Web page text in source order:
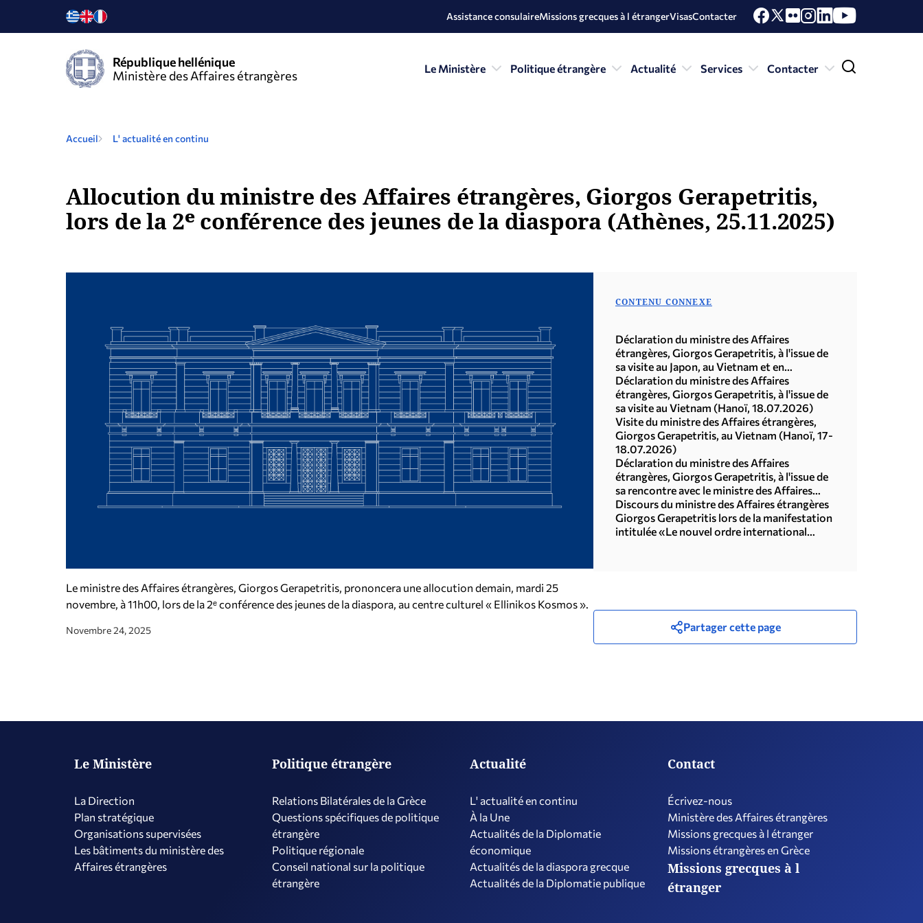
Assistance consulaireMissions grecques à l étrangerVisasContacter
République hellénique
Ministère des Affaires étrangères
Le Ministère Politique étrangère Actualité Services Contacter
Accueil L' actualité en continu
Allocution du ministre des Affaires étrangères, Giorgos Gerapetritis,
lors de la 2ᵉ conférence des jeunes de la diaspora (Athènes, 25.11.2025)
Le ministre des Affaires étrangères, Giorgos Gerapetritis, prononcera une allocution demain, mardi 25
novembre, à 11h00, lors de la 2ᵉ conférence des jeunes de la diaspora, au centre culturel « Ellinikos Kosmos ».
Novembre 24, 2025
CONTENU CONNEXE
Déclaration du ministre des Affaires
étrangères, Giorgos Gerapetritis, à l'issue de
sa visite au Japon, au Vietnam et en
République de Corée (Séoul, 21.07.2026)
Déclaration du ministre des Affaires
étrangères, Giorgos Gerapetritis, à l'issue de
sa visite au Vietnam (Hanoï, 18.07.2026)
Visite du ministre des Affaires étrangères,
Giorgos Gerapetritis, au Vietnam (Hanoï, 17-
18.07.2026)
Déclaration du ministre des Affaires
étrangères, Giorgos Gerapetritis, à l'issue de
sa rencontre avec le ministre des Affaires
étrangères du Japon, Toshimitsu Motegi
(Tokyo, 16.07.2026)
Discours du ministre des Affaires étrangères
Giorgos Gerapetritis lors de la manifestation
intitulée «Le nouvel ordre international
Partager cette page
Le Ministère
La Direction
Plan stratégique
Organisations supervisées
Les bâtiments du ministère des
Affaires étrangères
Politique étrangère
Relations Bilatérales de la Grèce
Questions spécifiques de politique
étrangère
Politique régionale
Conseil national sur la politique
étrangère
Actualité
L' actualité en continu
À la Une
Actualités de la Diplomatie
économique
Actualités de la diaspora grecque
Actualités de la Diplomatie publique
Contact
Écrivez-nous
Ministère des Affaires étrangères
Missions grecques à l étranger
Missions étrangères en Grèce
Missions grecques à l
étranger